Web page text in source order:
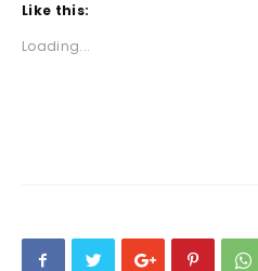
Like this:
Loading...